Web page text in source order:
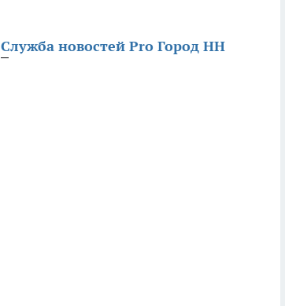
Служба новостей Pro Город НН